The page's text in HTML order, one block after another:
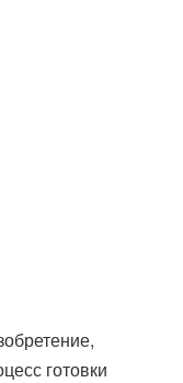
готовки